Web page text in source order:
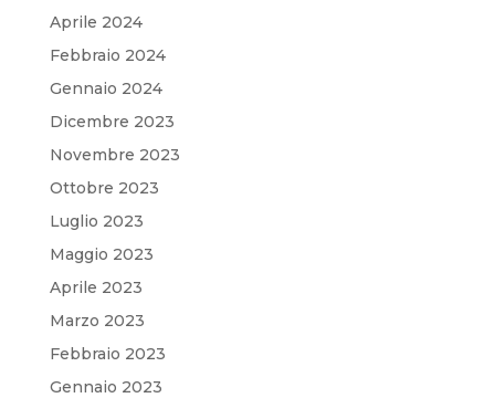
Aprile 2024
Febbraio 2024
Gennaio 2024
Dicembre 2023
Novembre 2023
Ottobre 2023
Luglio 2023
Maggio 2023
Aprile 2023
Marzo 2023
Febbraio 2023
Gennaio 2023